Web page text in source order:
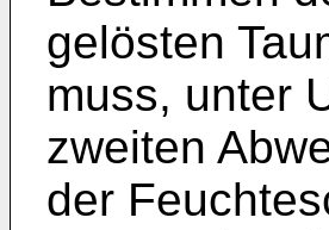
gelösten
muss, un­ter
zweiten
der